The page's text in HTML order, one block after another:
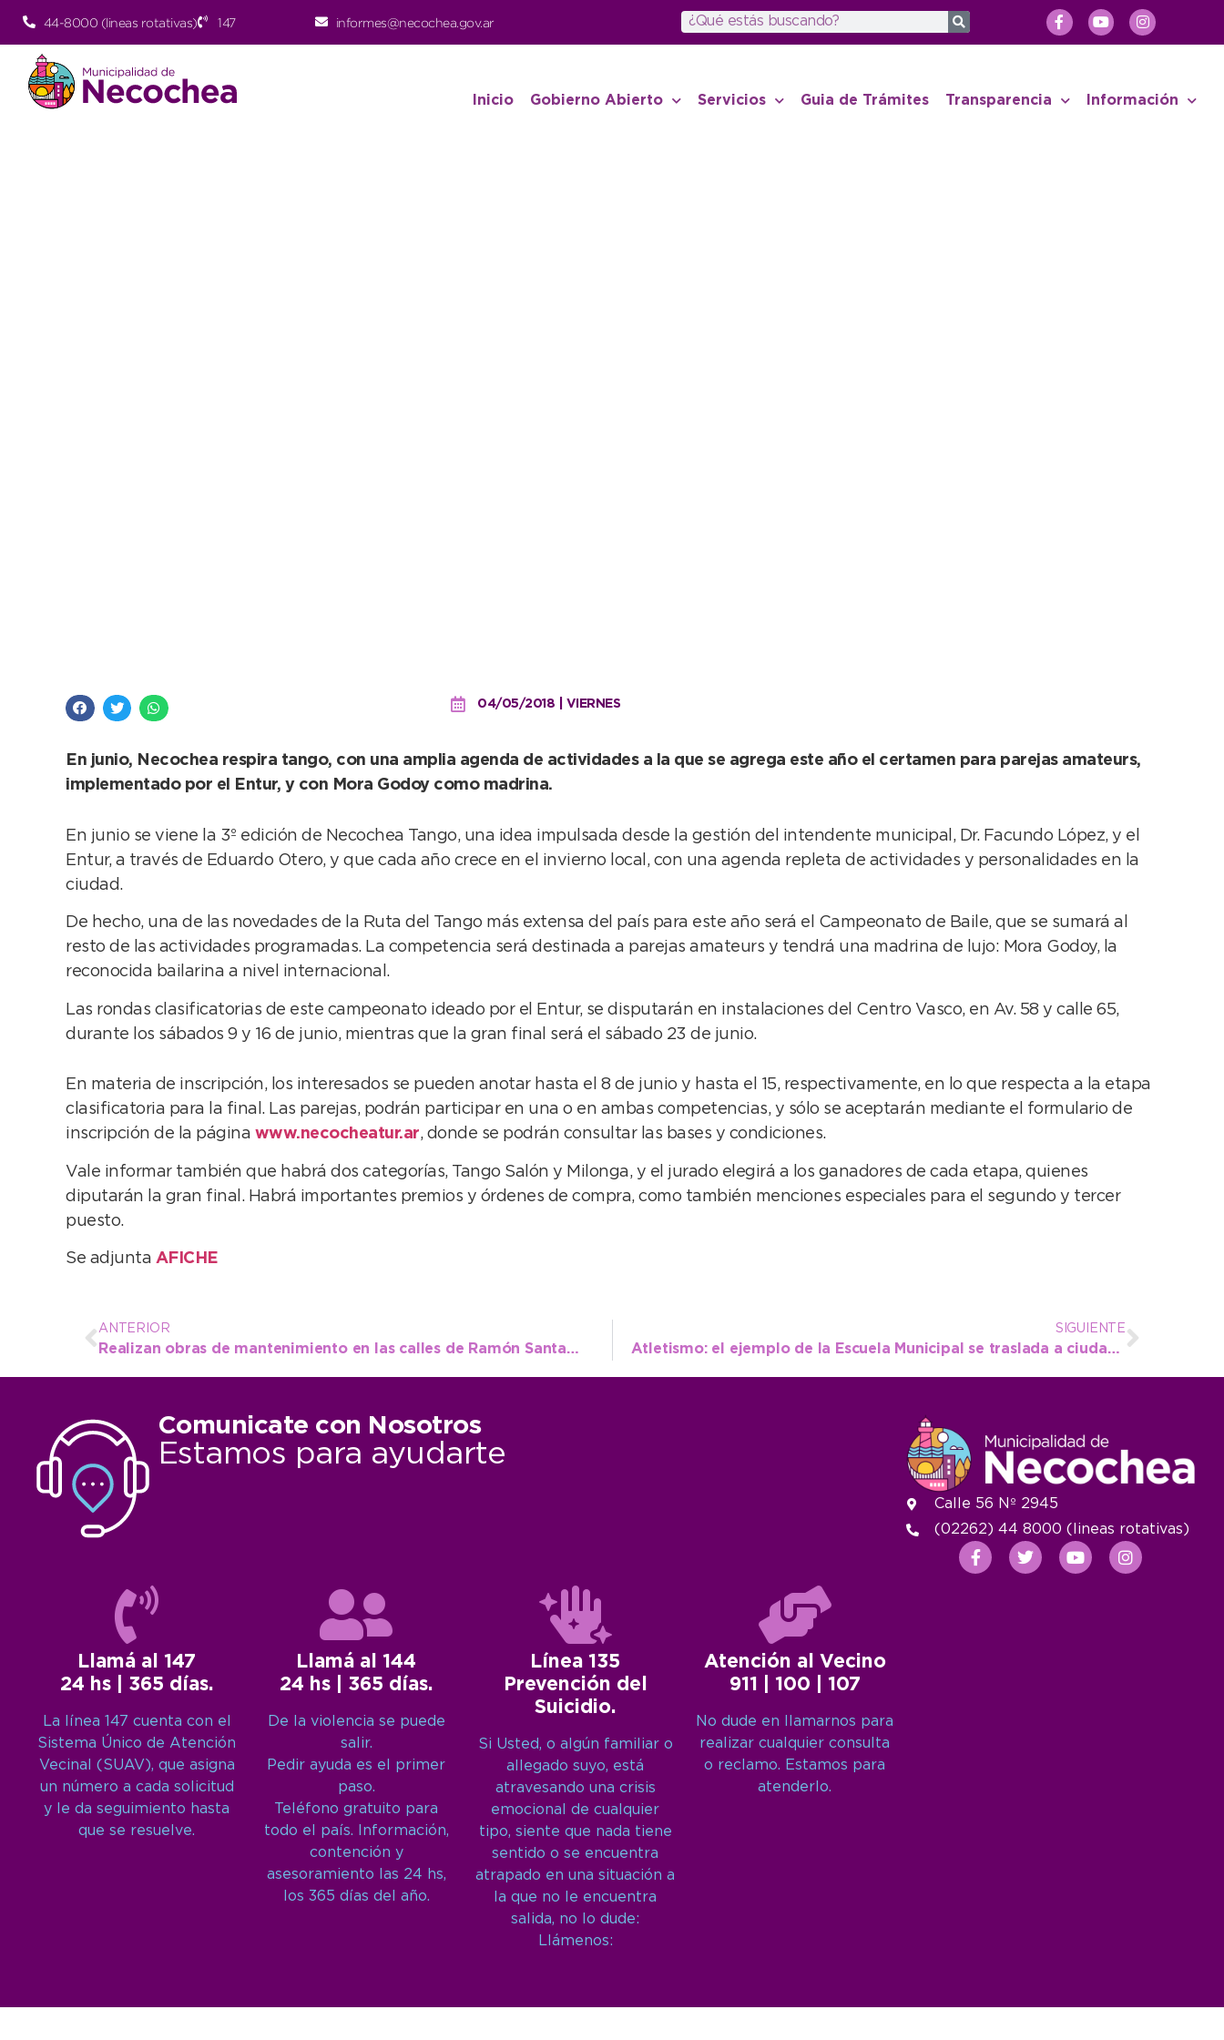
44-8000 (lineas rotativas) 147 informes@necochea.gov.ar
Inicio Gobierno Abierto Servicios Guia de Trámites Transparencia Información
04/05/2018 | VIERNES
En junio, Necochea respira tango, con una amplia agenda de actividades a la que se agrega este año el certamen para parejas amateurs,
implementado por el Entur, y con Mora Godoy como madrina.
En junio se viene la 3º edición de Necochea Tango, una idea impulsada desde la gestión del intendente municipal, Dr. Facundo López, y el
Entur, a través de Eduardo Otero, y que cada año crece en el invierno local, con una agenda repleta de actividades y personalidades en la
ciudad.
De hecho, una de las novedades de la Ruta del Tango más extensa del país para este año será el Campeonato de Baile, que se sumará al
resto de las actividades programadas. La competencia será destinada a parejas amateurs y tendrá una madrina de lujo: Mora Godoy, la
reconocida bailarina a nivel internacional.
Las rondas clasificatorias de este campeonato ideado por el Entur, se disputarán en instalaciones del Centro Vasco, en Av. 58 y calle 65,
durante los sábados 9 y 16 de junio, mientras que la gran final será el sábado 23 de junio.
En materia de inscripción, los interesados se pueden anotar hasta el 8 de junio y hasta el 15, respectivamente, en lo que respecta a la etapa
clasificatoria para la final. Las parejas, podrán participar en una o en ambas competencias, y sólo se aceptarán mediante el formulario de
inscripción de la página www.necocheatur.ar, donde se podrán consultar las bases y condiciones.
Vale informar también que habrá dos categorías, Tango Salón y Milonga, y el jurado elegirá a los ganadores de cada etapa, quienes
diputarán la gran final. Habrá importantes premios y órdenes de compra, como también menciones especiales para el segundo y tercer
puesto.
Se adjunta AFICHE
ANTERIOR
Realizan obras de mantenimiento en las calles de Ramón Santamarina
SIGUIENTE
Atletismo: el ejemplo de la Escuela Municipal se traslada a ciudades de la región
Comunicate con Nosotros
Estamos para ayudarte
Llamá al 147
24 hs | 365 días.
La línea 147 cuenta con el
Sistema Único de Atención
Vecinal (SUAV), que asigna
un número a cada solicitud
y le da seguimiento hasta
que se resuelve.
Llamá al 144
24 hs | 365 días.
De la violencia se puede
salir.
Pedir ayuda es el primer
paso.
Teléfono gratuito para
todo el país. Información,
contención y
asesoramiento las 24 hs,
los 365 días del año.
Línea 135
Prevención del
Suicidio.
Si Usted, o algún familiar o
allegado suyo, está
atravesando una crisis
emocional de cualquier
tipo, siente que nada tiene
sentido o se encuentra
atrapado en una situación a
la que no le encuentra
salida, no lo dude:
Llámenos:
Atención al Vecino
911 | 100 | 107
No dude en llamarnos para
realizar cualquier consulta
o reclamo. Estamos para
atenderlo.
Calle 56 Nº 2945
(02262) 44 8000 (lineas rotativas)